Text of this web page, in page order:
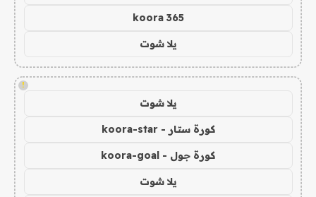
koora 365
يلا شوت
!
يلا شوت
كورة ستار - koora-star
كورة جول - koora-goal
يلا شوت